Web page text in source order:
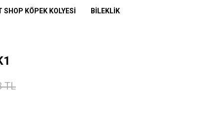
SHOP KÖPEK KOLYESİ BİLEKLİK
TL